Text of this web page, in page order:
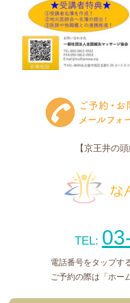
【京王井の
TEL:
電話番号をタップす
ご予約の際は「ホー